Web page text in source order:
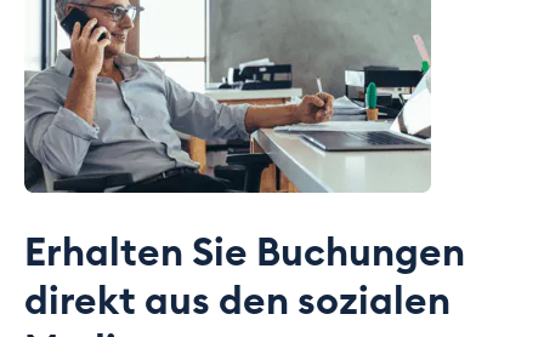
Erhalten Sie Buchungen
direkt aus den sozialen